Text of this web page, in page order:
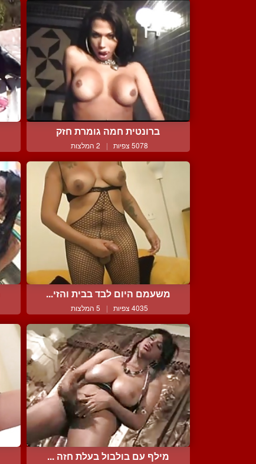
ברונטית חמה גומרת חזק
5078 צפיות | 2 המלצות
משעמם היום לבד בבית והזי...
4035 צפיות | 5 המלצות
מילף עם בולבול בעלת חזה ...